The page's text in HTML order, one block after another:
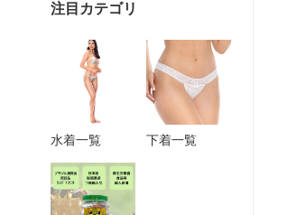
注目カテゴリ
水着一覧 下着一覧